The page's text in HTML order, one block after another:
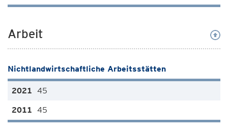
Arbeit
Nichtlandwirtschaftliche Arbeitsstätten
45
45